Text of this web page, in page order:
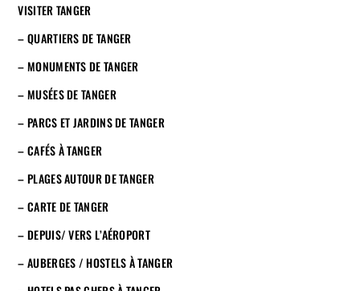
VISITER TANGER
– QUARTIERS DE TANGER
– MONUMENTS DE TANGER
– MUSÉES DE TANGER
– PARCS ET JARDINS DE TANGER
– CAFÉS À TANGER
– PLAGES AUTOUR DE TANGER
– CARTE DE TANGER
– DEPUIS/ VERS L’AÉROPORT
– AUBERGES / HOSTELS À TANGER